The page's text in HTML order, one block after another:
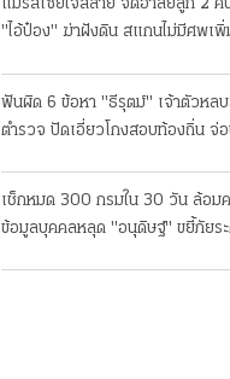
แม่รัสเซียใจสลาย จัดอาลัยลูก 2 ค
"ไอ้ป๋อง" ฆ่าฝังดิน สแกนไม่มีศพเพิ่
ฟันผิด 6 ข้อหา "ธีรุตม์" เจ้าตัวหล
ตำรวจ ปัดเอี่ยวโกงสอบท้องถิ่น จ่อ
เช็กหมด 300 กรมใน 30 วัน ล้อม
ข้อมูลบุคคลหลุด "อนุดิษฐ์" ขยี้ภัยร